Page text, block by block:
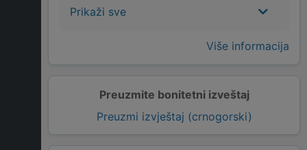
Preuzmite bonitetni izveštaj
Preuzmi izvještaj (crnogorski)
Prikaži sve
Više informacija